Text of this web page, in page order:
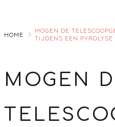
Main
HOME
MOGEN DE
TIJDENS EEN PYROLYSE
MOGEN